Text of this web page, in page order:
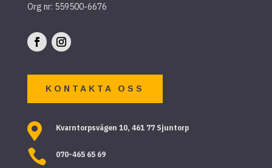
Org nr: 559500-6676
KONTAKTA OSS
 Kvarntorpsvägen 10, 461 77 Sjuntorp
 070-465 65 69